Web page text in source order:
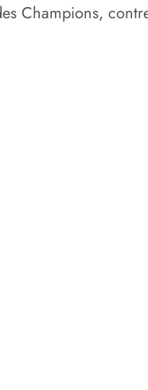
Champions,